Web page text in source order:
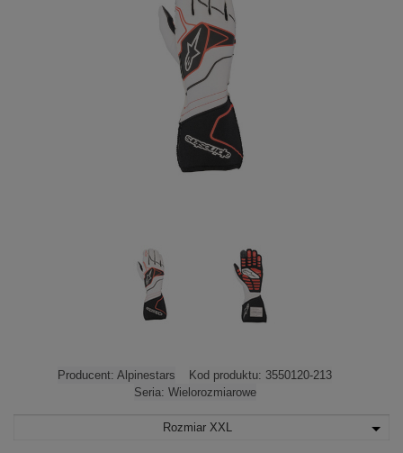
Producent: Alpinestars Kod produktu: 3550120-213
Seria: Wielorozmiarowe
Rozmiar XXL